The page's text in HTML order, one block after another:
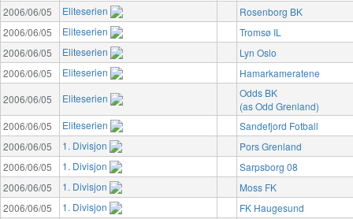
2006/06/05
Eliteserien
Rosenborg BK
2006/06/05
Eliteserien
Tromsø IL
2006/06/05
Eliteserien
Lyn Oslo
2006/06/05
Eliteserien
Hamarkameratene
2006/06/05
Eliteserien
Odds BK
(as Odd Grenland)
2006/06/05
Eliteserien
Sandefjord Fotball
2006/06/05
1. Divisjon
Pors Grenland
2006/06/05
1. Divisjon
Sarpsborg 08
2006/06/05
1. Divisjon
Moss FK
2006/06/05
1. Divisjon
FK Haugesund